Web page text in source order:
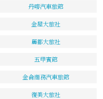
丹嘜汽車旅館
金屋大旅社
麗都大旅社
五甲賓館
金侖商務汽車旅館
復美大旅社